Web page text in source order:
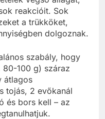
reakcióit. Sok
a trükköket,
dolgoznak.
szabály, hogy
100 g) száraz
átlagos
tojás, 2 evőkanál
és bors kell – az